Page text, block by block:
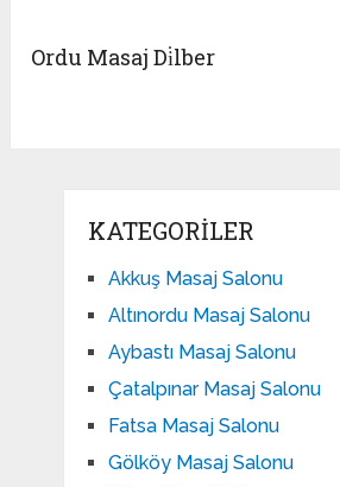
Ordu Masaj Di̇lber
KATEGORILER
Akkuş Masaj Salonu
Altınordu Masaj Salonu
Aybastı Masaj Salonu
Çatalpınar Masaj Salonu
Fatsa Masaj Salonu
Gölköy Masaj Salonu